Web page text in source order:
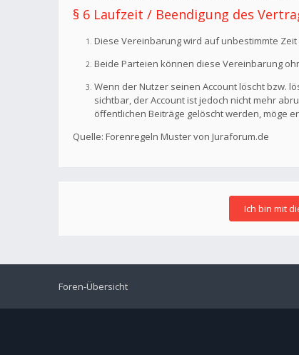
§ 6 Laufzeit / Beendigung des
Diese Vereinbarung wird auf unbestimmte Zeit
Beide Parteien können diese Vereinbarung
Wenn der Nutzer seinen Account löscht bzw.
sichtbar, der Account ist jedoch nicht mehr
öffentlichen Beiträge gelöscht werden, möge
Quelle: Forenregeln Muster von Juraforum.de
Foren-Übersicht